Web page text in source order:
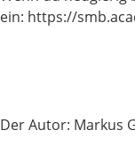
ein: https://
Der Autor: Markus